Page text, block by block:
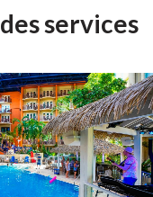
services